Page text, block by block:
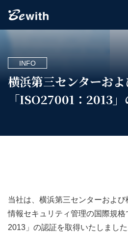
横浜第三センターお
「ISO27001：2013
INFO
当社は、横浜第三センターおよび
情報セキュリティ管理の国際規格
2013」の認証を取得いたしました